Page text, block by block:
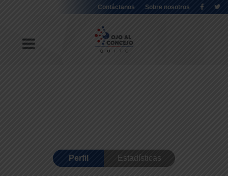
Contáctanos Sobre nosotros
Perfil Estadísticas